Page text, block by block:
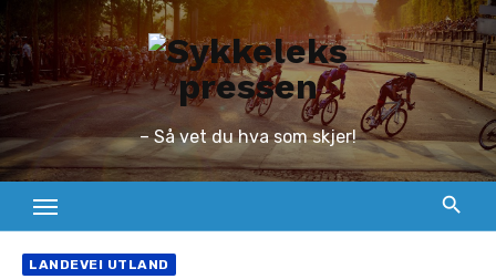
to
content
– Så vet du hva som skjer!
LANDEVEI UTLAND